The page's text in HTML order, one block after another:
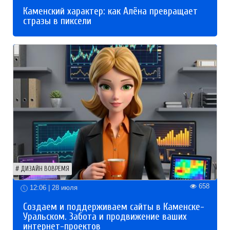
Каменский характер: как Алёна превращает
стразы в пиксели
ДИЗАЙН ВОВРЕМЯ
12:06 | 28 июля 658
Создаем и поддерживаем сайты в Каменске-
Уральском. Забота и продвижение ваших
интернет-проектов